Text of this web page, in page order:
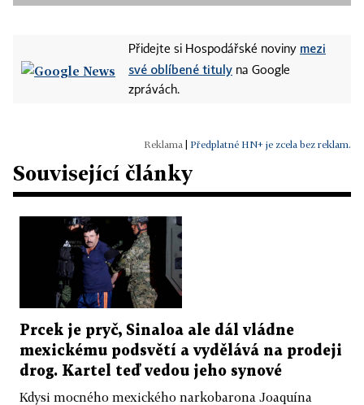
Přidejte si Hospodářské noviny mezi
své oblíbené tituly na Google
zprávách.
Předplatné HN+ je zcela bez reklam.
Související články
Prcek je pryč, Sinaloa ale dál vládne
mexickému podsvětí a vydělává na prodeji
drog. Kartel teď vedou jeho synové
Kdysi mocného mexického narkobarona Joaquína